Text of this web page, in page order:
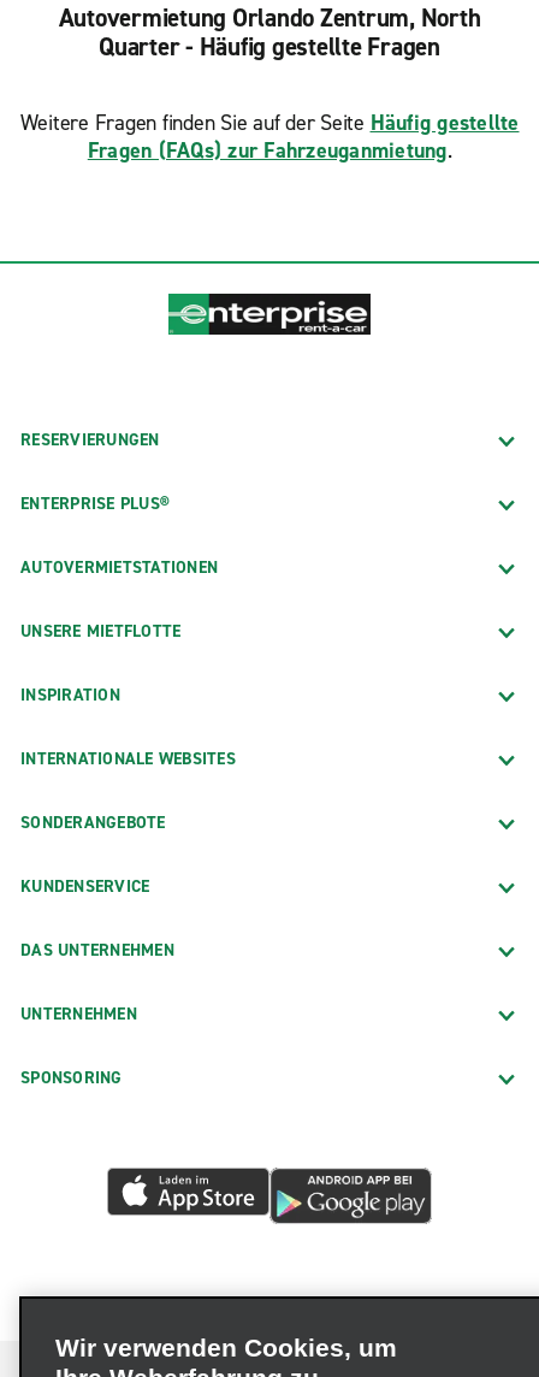
Autovermietung Orlando Zentrum, North
Quarter - Häufig gestellte Fragen
Weitere Fragen finden Sie auf der Seite Häufig gestellte
Fragen (FAQs) zur Fahrzeuganmietung.
RESERVIERUNGEN
ENTERPRISE PLUS®
AUTOVERMIETSTATIONEN
UNSERE MIETFLOTTE
INSPIRATION
INTERNATIONALE WEBSITES
SONDERANGEBOTE
KUNDENSERVICE
DAS UNTERNEHMEN
UNTERNEHMEN
SPONSORING
Wir verwenden Cookies, um